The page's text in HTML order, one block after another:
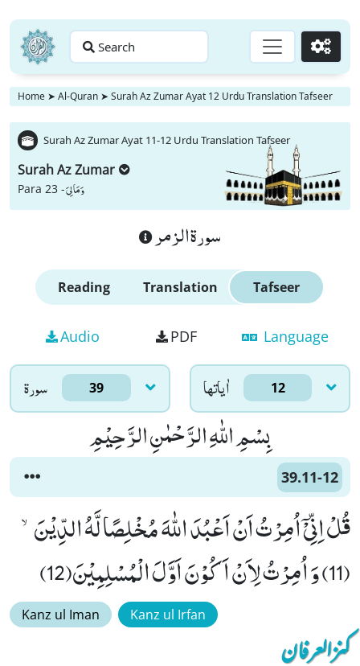
Search Go
Home ➤ Al-Quran ➤ Surah Az Zumar Ayat 12 Urdu Translation Tafseer
Surah Az Zumar Ayat 11-12 Urdu Translation Tafseer
Surah Az Zumar
Para 23 -وَ مَا لِیَ
سورة الزمر
Reading Translation Tafseer
Audio PDF Language
سورۃ 39 اٰياتها 12
بِسْمِ اللّٰهِ الرَّحْمٰنِ الرَّحِیْمِ
39.11-12
قُلْ اِنِّیْۤ اُمِرْتُ اَنْ اَعْبُدَ اللّٰهَ مُخْلِصًا لَّهُ الدِّیْنَۙ
(11) وَ اُمِرْتُ لِاَنْ اَكُوْنَ اَوَّلَ الْمُسْلِمِیْنَ(12)
Kanz ul Iman Kanz ul Irfan
کنزالعرفان